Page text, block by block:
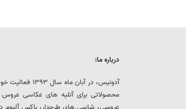
درباره ما:
آدونیس، در
محصولاتی برای آتلیه های عکاسی